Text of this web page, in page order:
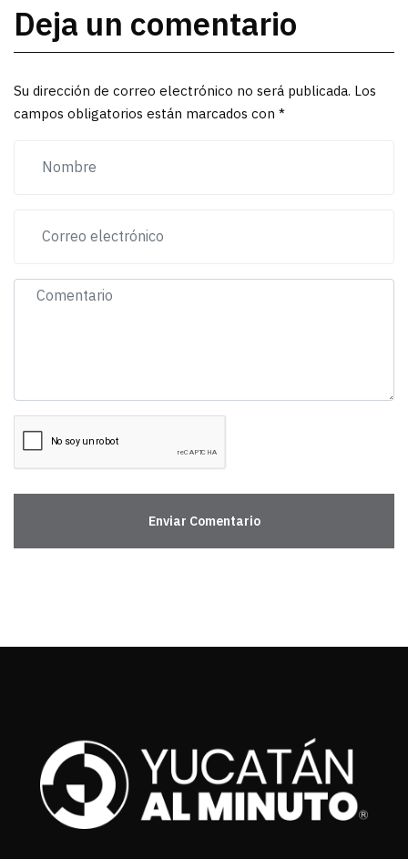
Deja un comentario
Su dirección de correo electrónico no será publicada. Los
campos obligatorios están marcados con *
Enviar Comentario